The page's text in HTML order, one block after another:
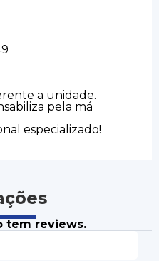
a unidade.
pela má
especializado!
tem reviews.